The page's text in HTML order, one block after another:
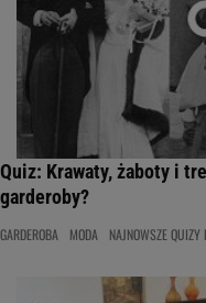
Quiz: Krawaty, żaboty i
garderoby?
GARDEROBA MODA NAJNOWSZE QUIZY